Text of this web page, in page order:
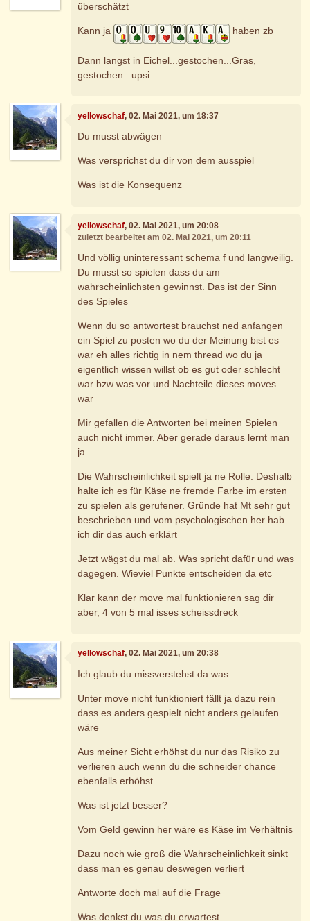
überschätzt
Kann ja haben zb
Dann langst in Eichel...gestochen...Gras,
gestochen...upsi
yellowschaf, 02. Mai 2021, um 18:37
Du musst abwägen
Was versprichst du dir von dem ausspiel
Was ist die Konsequenz
yellowschaf, 02. Mai 2021, um 20:08
zuletzt bearbeitet am 02. Mai 2021, um 20:11
Und völlig uninteressant schema f und langweilig.
Du musst so spielen dass du am
wahrscheinlichsten gewinnst. Das ist der Sinn
des Spieles
Wenn du so antwortest brauchst ned anfangen
ein Spiel zu posten wo du der Meinung bist es
war eh alles richtig in nem thread wo du ja
eigentlich wissen willst ob es gut oder schlecht
war bzw was vor und Nachteile dieses moves
war
Mir gefallen die Antworten bei meinen Spielen
auch nicht immer. Aber gerade daraus lernt man
ja
Die Wahrscheinlichkeit spielt ja ne Rolle. Deshalb
halte ich es für Käse ne fremde Farbe im ersten
zu spielen als gerufener. Gründe hat Mt sehr gut
beschrieben und vom psychologischen her hab
ich dir das auch erklärt
Jetzt wägst du mal ab. Was spricht dafür und was
dagegen. Wieviel Punkte entscheiden da etc
Klar kann der move mal funktionieren sag dir
aber, 4 von 5 mal isses scheissdreck
yellowschaf, 02. Mai 2021, um 20:38
Ich glaub du missverstehst da was
Unter move nicht funktioniert fällt ja dazu rein
dass es anders gespielt nicht anders gelaufen
wäre
Aus meiner Sicht erhöhst du nur das Risiko zu
verlieren auch wenn du die schneider chance
ebenfalls erhöhst
Was ist jetzt besser?
Vom Geld gewinn her wäre es Käse im Verhältnis
Dazu noch wie groß die Wahrscheinlichkeit sinkt
dass man es genau deswegen verliert
Antworte doch mal auf die Frage
Was denkst du was du erwartest